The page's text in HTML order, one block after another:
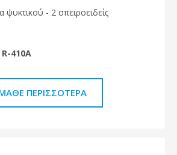
- 2 σπειροειδείς
R-410A
ΠΕΡΙΣΣΌΤΕΡΑ